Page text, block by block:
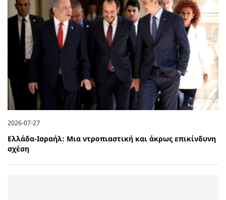
2026-07-27
Ελλάδα-Ισραήλ: Μια ντροπιαστική και άκρως επικίνδυνη
σχέση